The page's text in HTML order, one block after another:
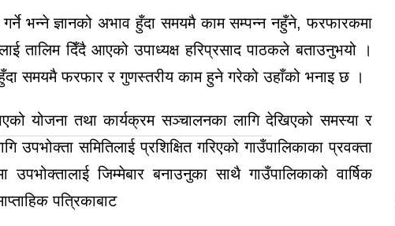
भन्ने ज्ञानको अभाव हुँदा समयमै काम सम्पन्न नहुँने, फरफारकमा
तालिम दिँदै आएको उपाध्यक्ष हरिप्रसाद पाठकले बताउनुभयो ।
समयमै फरफार र गुणस्तरीय काम हुने गरेको उहाँको भनाइ छ ।
योजना तथा कार्यक्रम सञ्चालनका लागि देखिएको समस्या र
समितिलाई प्रशिक्षित गरिएको गाउँपालिकाका प्रवक्ता
जिम्मेबार बनाउनुका साथै गाउँपालिकाको वार्षिक
पत्रिकाबाट